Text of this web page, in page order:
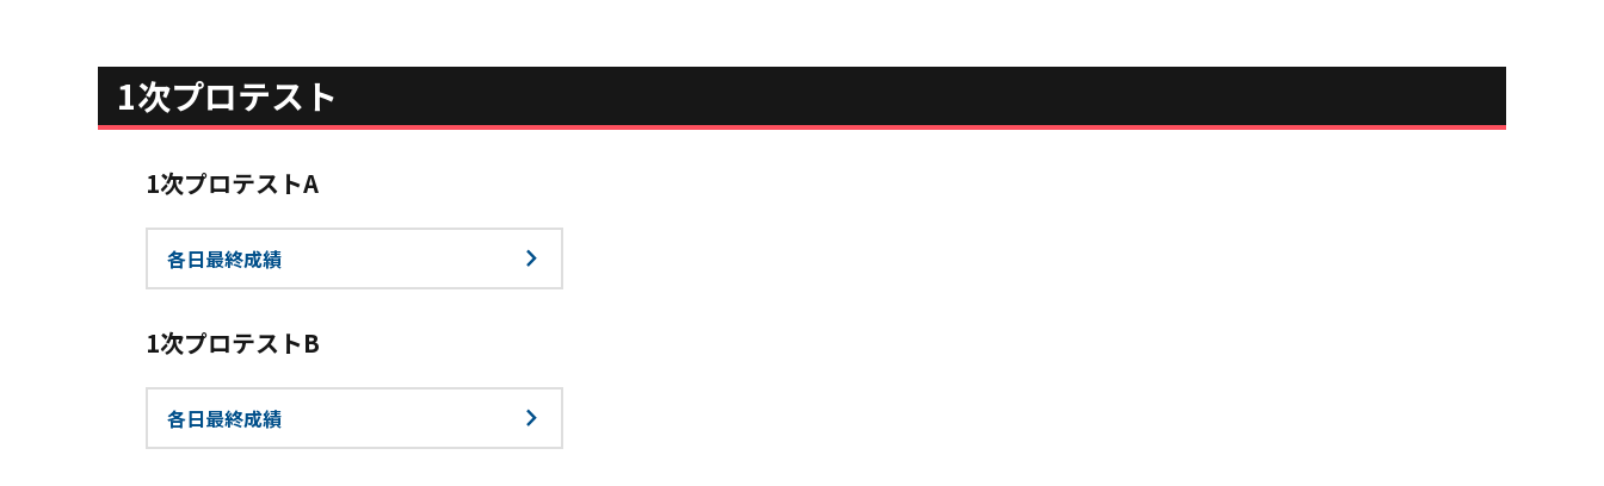
1次プロテスト
1次プロテストA
各日最終成績
1次プロテストB
各日最終成績